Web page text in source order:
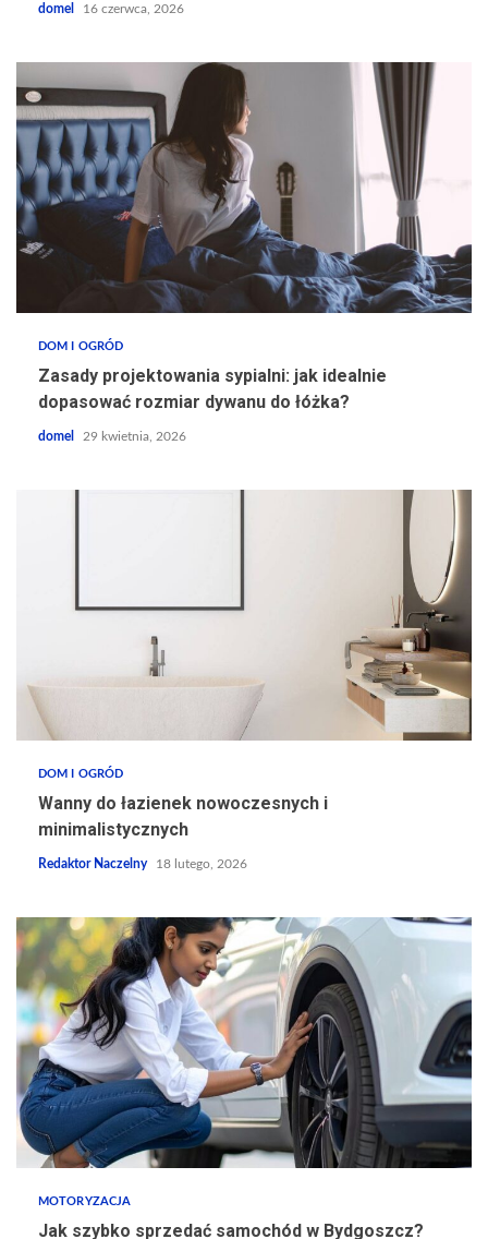
domel 16 czerwca, 2026
DOM I OGRÓD
Zasady projektowania sypialni: jak idealnie
dopasować rozmiar dywanu do łóżka?
domel 29 kwietnia, 2026
DOM I OGRÓD
Wanny do łazienek nowoczesnych i
minimalistycznych
Redaktor Naczelny 18 lutego, 2026
MOTORYZACJA
Jak szybko sprzedać samochód w Bydgoszcz?